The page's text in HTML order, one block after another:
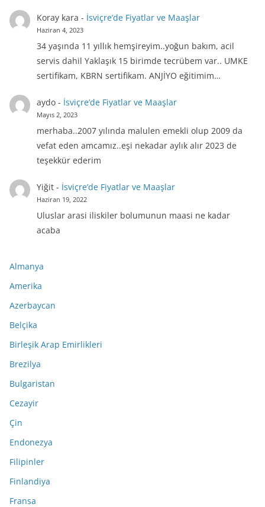
Koray kara - İsviçre’de Fiyatlar ve Maaşlar
Haziran 4, 2023
34 yaşında 11 yıllık hemşireyim..yoğun bakım, acil
servis dahil Yaklaşık 15 birimde tecrübem var.. UMKE
sertifikam, KBRN sertifikam. ANJİYO eğitimim…
aydo- İsviçre’de Fiyatlar ve Maaşlar
Mayıs 2, 2023
merhaba..2007 yılında malulen emekli olup 2009 da
vefat eden amcamız..eşi nekadar aylık alır 2023 de
teşekkür ederim
Yiğit- İsviçre’de Fiyatlar ve Maaşlar
Haziran 19, 2022
Uluslar arasi iliskiler bolumunun maasi ne kadar
acaba
Almanya
Amerika
Azerbaycan
Belçika
Birleşik Arap Emirlikleri
Brezilya
Bulgaristan
Cezayir
Çin
Endonezya
Filipinler
Finlandiya
Fransa